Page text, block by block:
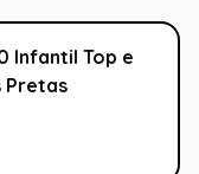
Infantil Top e
Pretas